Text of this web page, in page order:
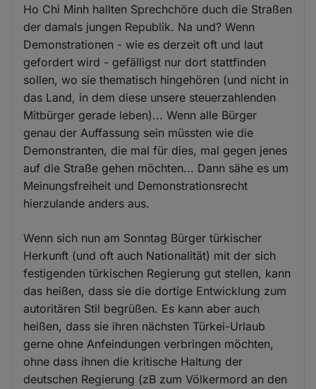
Ho Chi Minh hallten Sprechchöre duch die Straßen
der damals jungen Republik. Na und? Wenn
Demonstrationen - wie es derzeit oft und laut
gefordert wird - gefälligst nur dort stattfinden
sollen, wo sie thematisch hingehören (und nicht in
das Land, in dem diese unsere steuerzahlenden
Mitbürger gerade leben)... Wenn alle Bürger
genau der Auffassung sein müssten wie die
Demonstranten, die mal für dies, mal gegen jenes
auf die Straße gehen möchten... Dann sähe es um
Meinungsfreiheit und Demonstrationsrecht
hierzulande anders aus.
Wenn sich nun am Sonntag Bürger türkischer
Herkunft (und oft auch Nationalität) mit der sich
festigenden türkischen Regierung gut stellen, kann
das heißen, dass sie die dortige Entwicklung zum
autoritären Stil begrüßen. Es kann aber auch
heißen, dass sie ihren nächsten Türkei-Urlaub
gerne ohne Anfeindungen verbringen möchten,
ohne dass ihnen die kritische Haltung der
deutschen Regierung (zB zum Völkermord an den